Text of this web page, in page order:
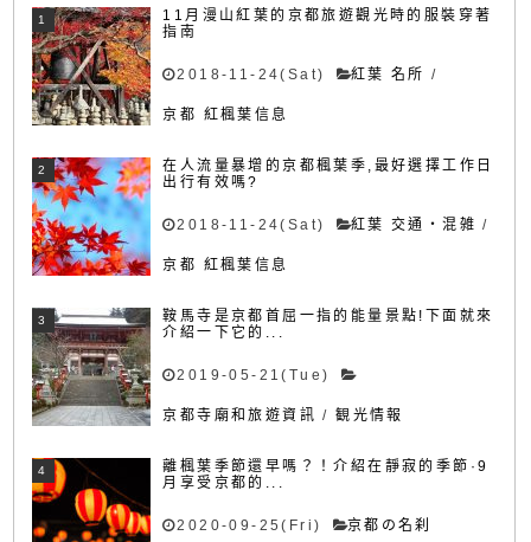
11月漫山紅葉的京都旅遊觀光時的服裝穿著
指南
2018-11-24(Sat) 紅葉 名所 /
京都 紅楓葉信息
在人流量暴增的京都楓葉季,最好選擇工作日
出行有效嗎?
2018-11-24(Sat) 紅葉 交通・混雑 /
京都 紅楓葉信息
鞍馬寺是京都首屈一指的能量景點!下面就來
介紹一下它的...
2019-05-21(Tue)
京都寺廟和旅遊資訊 /観光情報
離楓葉季節還早嗎？！介紹在靜寂的季節·9
月享受京都的...
2020-09-25(Fri) 京都の名刹